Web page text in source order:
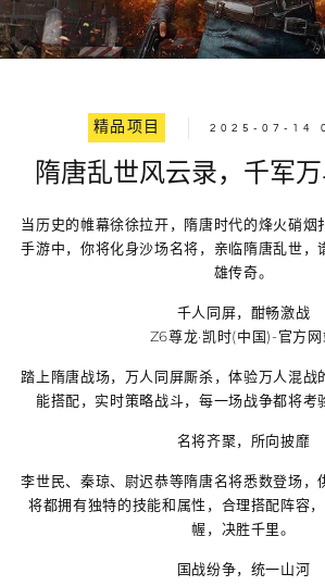
精品项目 2025-07-14
隋唐乱世风云录，千军
当历史的帷幕徐徐拉开，隋唐时代的烽火硝烟
手游中，你将化身沙场名将，亲临隋唐乱世，
雄传奇。
千人同屏，酣畅激战
Z6尊龙·凯时(中国)-官方
踏上隋唐战场，万人同屏厮杀，体验万人混战
能搭配，实时策略战斗，每一场战争都将考
名将齐聚，所向披靡
李世民、秦琼、尉迟恭等隋唐名将悉数登场，
将都拥有独特的技能和属性，合理搭配阵容
幄，决胜千里。
国战纷争，统一山河